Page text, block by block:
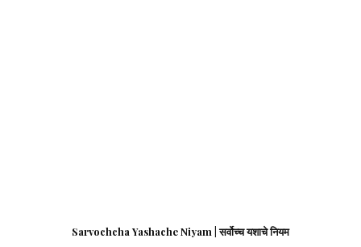
Sarvochcha Yashache Niyam | सर्वोच्च यशाचे नियम